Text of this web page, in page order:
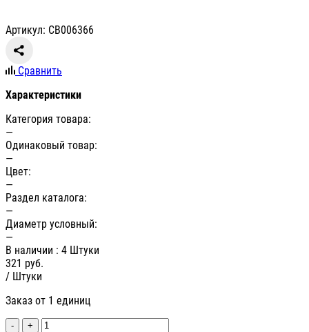
Артикул: СВ006366
Сравнить
Характеристики
Категория товара:
—
Одинаковый товар:
—
Цвет:
—
Раздел каталога:
—
Диаметр условный:
—
В наличии : 4 Штуки
321 руб.
/ Штуки
Заказ от 1 единиц
- +